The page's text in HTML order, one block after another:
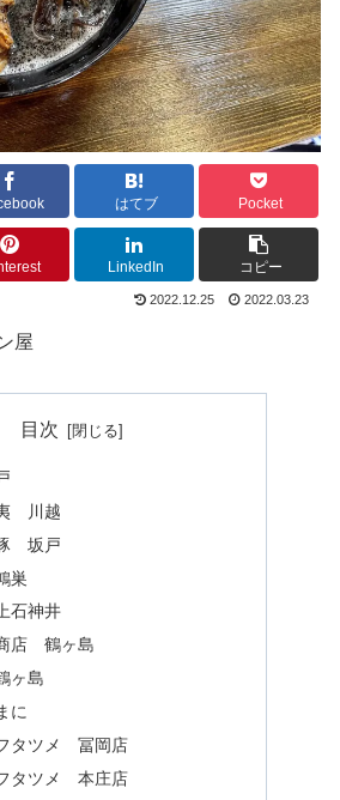
はてブ Pocket
LinkedIn コピー
2022.12.25 2022.03.23
屋
目次
川越
坂戸
巣
石神井
店 鶴ヶ島
ヶ島
に
タツメ 冨岡店
タツメ 本庄店